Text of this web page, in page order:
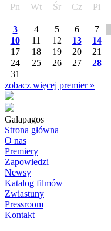
Pn
Wt Śr Cz Pi
3
4 5 6 7
10
11 12 13 14
17
18 19 20 21
24
25 26 27 28
31
zobacz więcej premier »
Galapagos
Strona główna
O nas
Premiery
Zapowiedzi
Newsy
Katalog filmów
Zwiastuny
Pressroom
Kontakt